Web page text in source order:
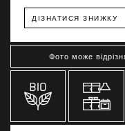
ДІЗНАТИСЯ ЗНИЖКУ
Фото може